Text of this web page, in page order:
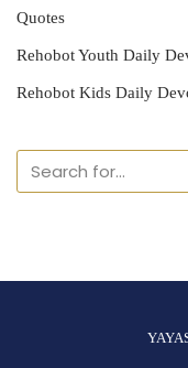
Quotes
Rehobot Youth Daily
Rehobot Kids Daily